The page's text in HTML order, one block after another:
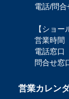
電話/問
【ショー
営業時
電話窓
問合せ窓
営業カレン